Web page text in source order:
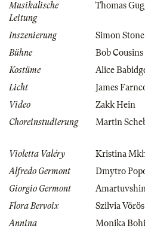
Musikalische
Leitung
Thomas
Inszenierung
Simon Stone
Bühne
Bob Cousins
Kostüme
Alice
Licht
James
Video
Zakk Hein
Choreinstudierung
Martin
Violetta Valéry
Kristina
Alfredo Germont
Dmytro
Giorgio Germont
Flora Bervoix
Szilvia Vörös
Annina
Monika